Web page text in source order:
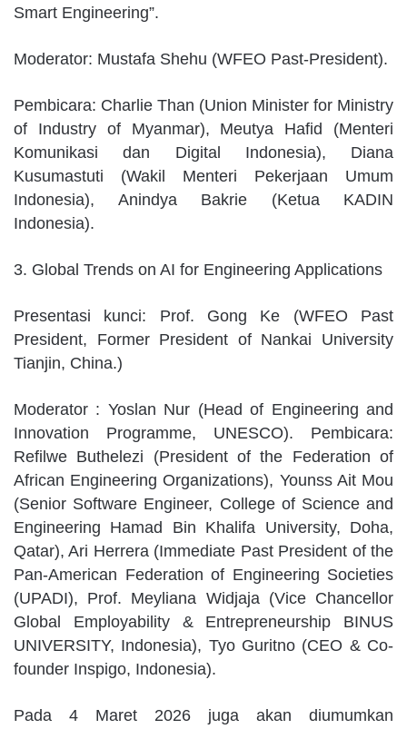
Smart Engineering”.
Moderator: Mustafa Shehu (WFEO Past-President).
Pembicara: Charlie Than (Union Minister for Ministry
of Industry of Myanmar), Meutya Hafid (Menteri
Komunikasi dan Digital Indonesia), Diana
Kusumastuti (Wakil Menteri Pekerjaan Umum
Indonesia), Anindya Bakrie (Ketua KADIN
Indonesia).
3. Global Trends on AI for Engineering Applications
Presentasi kunci: Prof. Gong Ke (WFEO Past
President, Former President of Nankai University
Tianjin, China.)
Moderator : Yoslan Nur (Head of Engineering and
Innovation Programme, UNESCO). Pembicara:
Refilwe Buthelezi (President of the Federation of
African Engineering Organizations), Younss Ait Mou
(Senior Software Engineer, College of Science and
Engineering Hamad Bin Khalifa University, Doha,
Qatar), Ari Herrera (Immediate Past President of the
Pan-American Federation of Engineering Societies
(UPADI), Prof. Meyliana Widjaja (Vice Chancellor
Global Employability & Entrepreneurship BINUS
UNIVERSITY, Indonesia), Tyo Guritno (CEO & Co-
founder Inspigo, Indonesia).
Pada 4 Maret 2026 juga akan diumumkan